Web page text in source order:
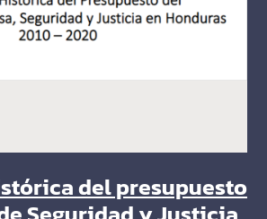
del presupuesto